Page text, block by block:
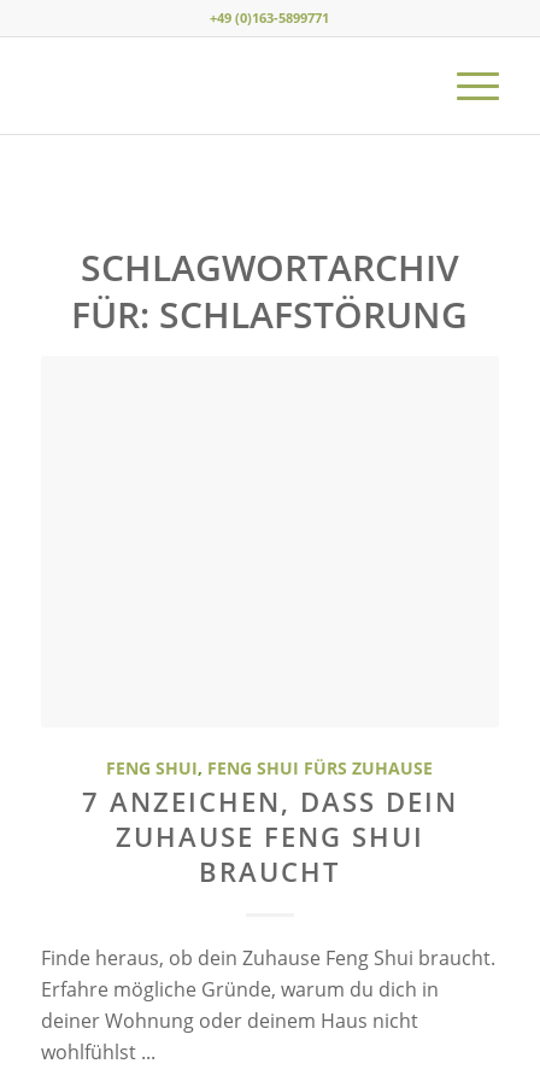
+49 (0)163-5899771
SCHLAGWORTARCHIV
FÜR: SCHLAFSTÖRUNG
FENG SHUI, FENG SHUI FÜRS ZUHAUSE
7 ANZEICHEN, DASS DEIN
ZUHAUSE FENG SHUI
BRAUCHT
Finde heraus, ob dein Zuhause Feng Shui braucht.
Erfahre mögliche Gründe, warum du dich in
deiner Wohnung oder deinem Haus nicht
wohlfühlst ...